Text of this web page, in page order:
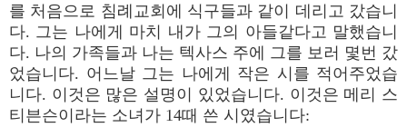
를 처음으로 침례교회에 식구들과 같이 데리고 갔습니
다. 그는 나에게 마치 내가 그의 아들같다고 말했습니
다. 나의 가족들과 나는 텍사스 주에 그를 보러 몇번 갔
었습니다. 어느날 그는 나에게 작은 시를 적어주었습
니다. 이것은 많은 설명이 있었습니다. 이것은 메리 스
티븐슨이라는 소녀가 14때 쓴 시였습니다: